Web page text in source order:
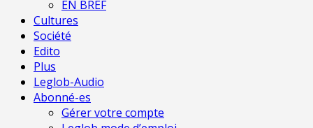
EN BREF
Cultures
Société
Edito
Plus
Leglob-Audio
Abonné-es
Gérer votre compte